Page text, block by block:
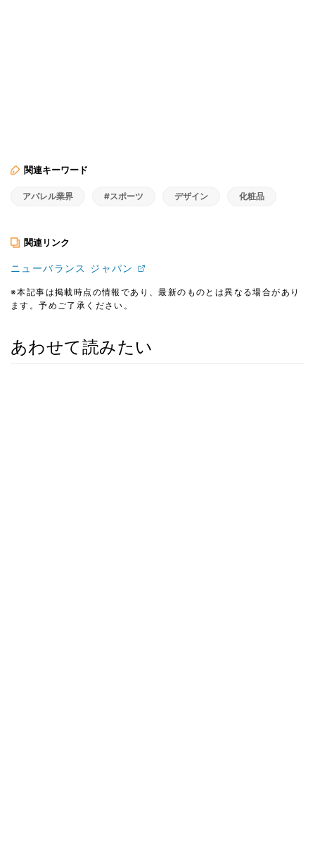
関連キーワード
アパレル業界 #スポーツ デザイン 化粧品
関連リンク
ニューバランス ジャパン
※本記事は掲載時点の情報であり、最新のものとは異なる場合があり
ます。予めご了承ください。
あわせて読みたい